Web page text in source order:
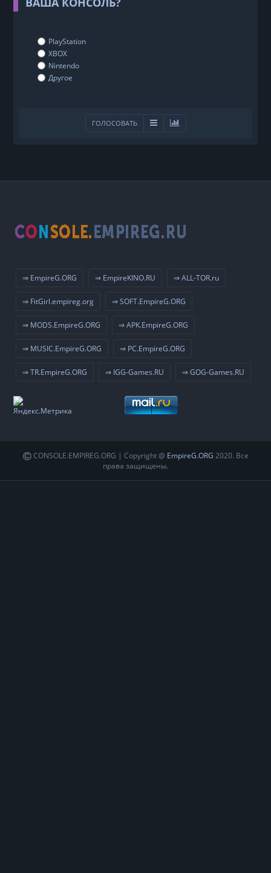
PlayStation
XBOX
Nintendo
Другое
ГОЛОСОВАТЬ
⇒ EmpireG.ORG ⇒ EmpireKINO.RU ⇒ ALL-TOR.ru
⇒ FitGirl.empireg.org ⇒ SOFT.EmpireG.ORG
⇒ MODS.EmpireG.ORG ⇒ APK.EmpireG.ORG
⇒ MUSIC.EmpireG.ORG ⇒ PC.EmpireG.ORG
⇒ TR.EmpireG.ORG ⇒ IGG-Games.RU ⇒ GOG-Games.RU
CONSOLE.EMPIREG.ORG | Copyright @ EmpireG.ORG 2020. Все
права защищены.